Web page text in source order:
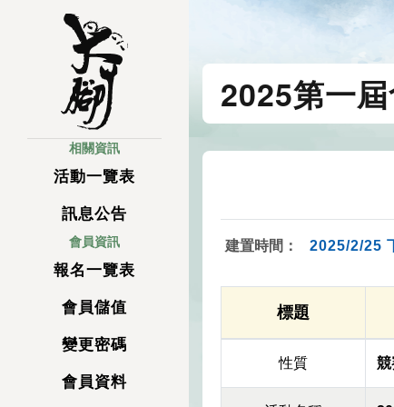
相關資訊
活動一覽表
訊息公告
會員資訊
報名一覽表
會員儲值
變更密碼
會員資料
2025第一
建置時間： 2025/2/25
標題
性質 競